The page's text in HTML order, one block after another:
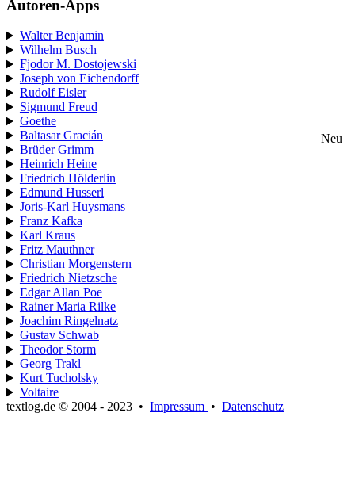
Autoren-Apps
Walter Benjamin
Wilhelm Busch
Fjodor M. Dostojewski
Joseph von Eichendorff
Rudolf Eisler
Sigmund Freud
Goethe
Baltasar Gracián
Neu
Brüder Grimm
Heinrich Heine
Friedrich Hölderlin
Edmund Husserl
Joris-Karl Huysmans
Franz Kafka
Karl Kraus
Fritz Mauthner
Christian Morgenstern
Friedrich Nietzsche
Edgar Allan Poe
Rainer Maria Rilke
Joachim Ringelnatz
Gustav Schwab
Theodor Storm
Georg Trakl
Kurt Tucholsky
Voltaire
textlog.de © 2004 - 2023 • Impressum • Datenschutz